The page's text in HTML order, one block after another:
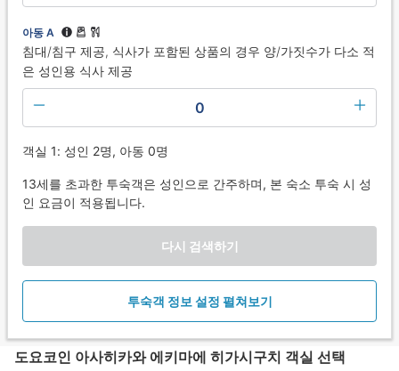
아동 A
침대/침구 제공, 식사가 포함된 상품의 경우 양/가짓수가 다소 적
은 성인용 식사 제공
0
객실 1: 성인 2명, 아동 0명
13세를 초과한 투숙객은 성인으로 간주하며, 본 숙소 투숙 시 성
인 요금이 적용됩니다.
다시 검색하기
투숙객 정보 설정 펼쳐보기
도요코인 아사히카와 에키마에 히가시구치 객실 선택